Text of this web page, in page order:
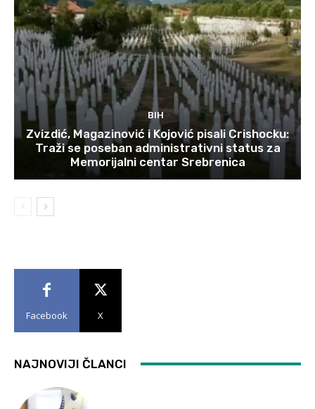
BIH
Zvizdić, Magazinović i Kojović pisali Crishocku:
Traži se poseban administrativni status za
Memorijalni centar Srebrenica
Facebook X
NAJNOVIJI ČLANCI